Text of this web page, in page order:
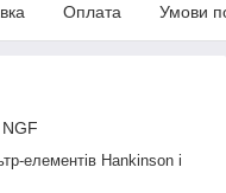
Оплата Умови
елементів Hankinson і